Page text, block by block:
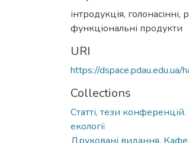
інтродукція, голонасінні,
функціональні продукти
URI
https://
Collections
Статті, тези конференцій.
екології